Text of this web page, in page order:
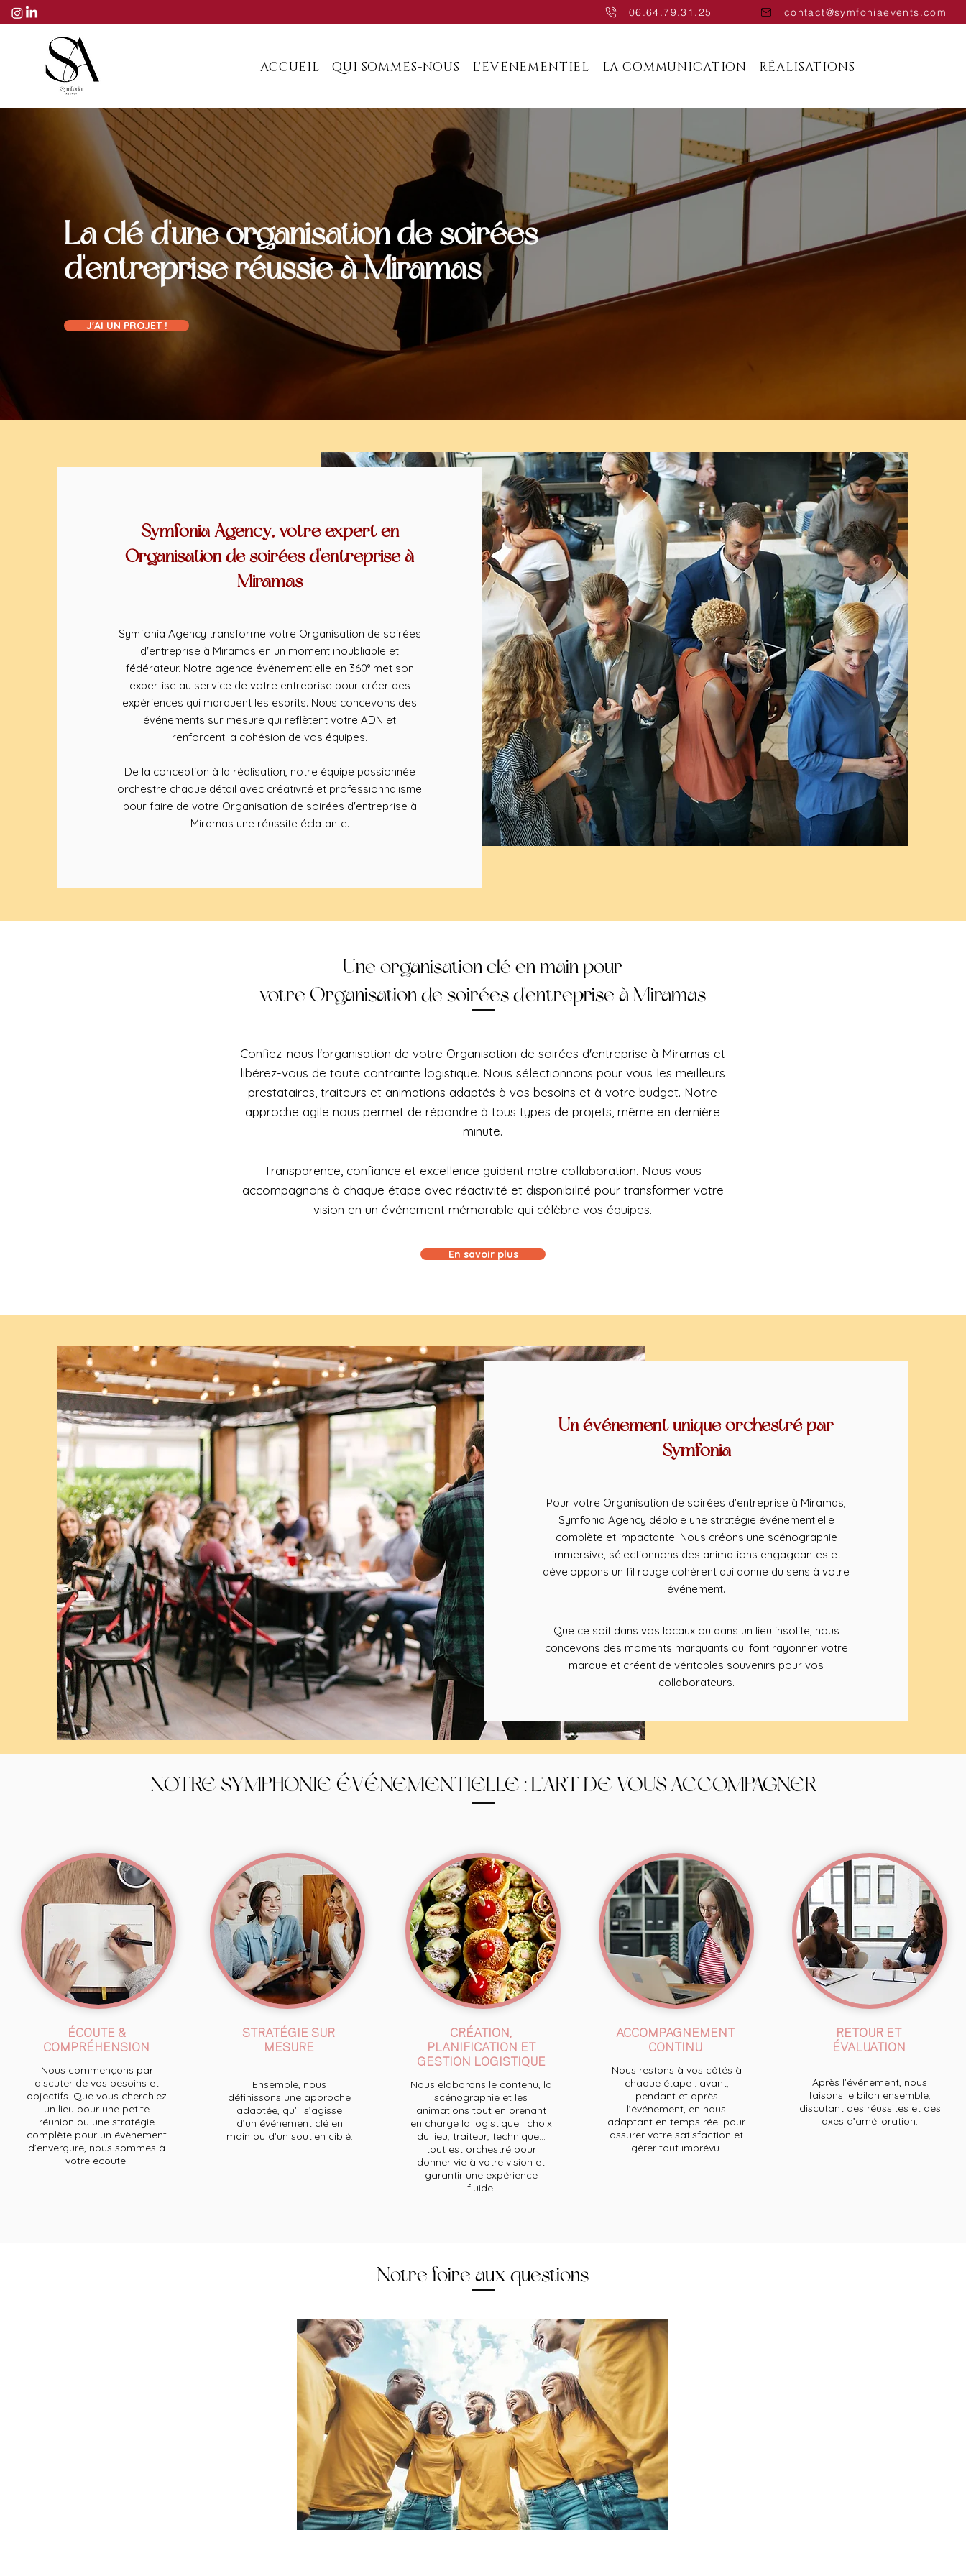
06.64.79.31.25 contact@symfoniaevents.com
ACCUEIL QUI SOMMES-NOUS L'EVENEMENTIEL LA COMMUNICATION RÉALISATIONS
La clé d'une organisation de soirées
d'entreprise réussie à Miramas
J'AI UN PROJET !
Symfonia Agency, votre expert en
Organisation de soirées d'entreprise à
Miramas
Symfonia Agency transforme votre Organisation de soirées
d'entreprise à Miramas en un moment inoubliable et
fédérateur. Notre agence événementielle en 360° met son
expertise au service de votre entreprise pour créer des
expériences qui marquent les esprits. Nous concevons des
événements sur mesure qui reflètent votre ADN et
renforcent la cohésion de vos équipes.
De la conception à la réalisation, notre équipe passionnée
orchestre chaque détail avec créativité et professionnalisme
pour faire de votre Organisation de soirées d'entreprise à
Miramas une réussite éclatante.
Une organisation clé en main pour
votre Organisation de soirées d'entreprise à Miramas
Confiez-nous l'organisation de votre Organisation de soirées d'entreprise à Miramas et
libérez-vous de toute contrainte logistique. Nous sélectionnons pour vous les meilleurs
prestataires, traiteurs et animations adaptés à vos besoins et à votre budget. Notre
approche agile nous permet de répondre à tous types de projets, même en dernière
minute.
Transparence, confiance et excellence guident notre collaboration. Nous vous
accompagnons à chaque étape avec réactivité et disponibilité pour transformer votre
vision en un événement mémorable qui célèbre vos équipes.
En savoir plus
Un événement unique orchestré par
Symfonia
Pour votre Organisation de soirées d'entreprise à Miramas,
Symfonia Agency déploie une stratégie événementielle
complète et impactante. Nous créons une scénographie
immersive, sélectionnons des animations engageantes et
développons un fil rouge cohérent qui donne du sens à votre
événement.
Que ce soit dans vos locaux ou dans un lieu insolite, nous
concevons des moments marquants qui font rayonner votre
marque et créent de véritables souvenirs pour vos
collaborateurs.
NOTRE SYMPHONIE ÉVÉNEMENTIELLE : L'ART DE VOUS ACCOMPAGNER
ÉCOUTE &
COMPRÉHENSION
Nous commençons par
discuter de vos besoins et
objectifs. Que vous cherchiez
un lieu pour une petite
réunion ou une stratégie
complète pour un évènement
d’envergure, nous sommes à
votre écoute.
STRATÉGIE SUR
MESURE
Ensemble, nous
définissons une approche
adaptée, qu’il s’agisse
d’un événement clé en
main ou d’un soutien ciblé.
CRÉATION,
PLANIFICATION ET
GESTION LOGISTIQUE
Nous élaborons le contenu, la
scénographie et les
animations tout en prenant
en charge la logistique : choix
du lieu, traiteur, technique...
tout est orchestré pour
donner vie à votre vision et
garantir une expérience
fluide.
ACCOMPAGNEMENT
CONTINU
Nous restons à vos côtés à
chaque étape : avant,
pendant et après
l’événement, en nous
adaptant en temps réel pour
assurer votre satisfaction et
gérer tout imprévu.
RETOUR ET
ÉVALUATION
Après l’événement, nous
faisons le bilan ensemble,
discutant des réussites et des
axes d’amélioration.
Notre foire aux questions